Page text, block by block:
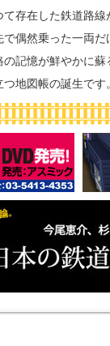
存在した鉄道路線
偶然乗った一両だ
記憶が鮮やかに蘇
地図帳の誕生です。